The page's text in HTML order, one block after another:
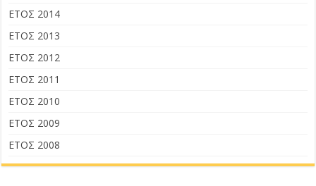
ΕΤΟΣ 2014
ΕΤΟΣ 2013
ΕΤΟΣ 2012
ΕΤΟΣ 2011
ΕΤΟΣ 2010
ΕΤΟΣ 2009
ΕΤΟΣ 2008